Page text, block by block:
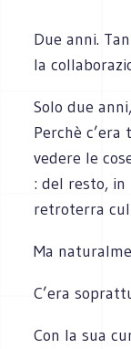
Due anni.
la
Solo due
Perchè
vedere le
: del resto, in
retroterra
Ma
C’era
Con la sua